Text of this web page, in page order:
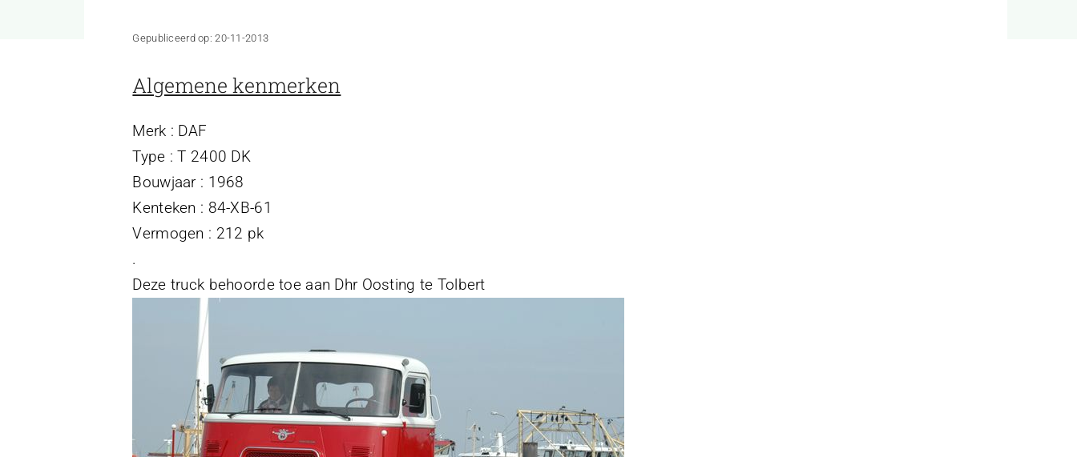
Gepubliceerd op: 20-11-2013
Algemene kenmerken
Merk : DAF
Type : T 2400 DK
Bouwjaar : 1968
Kenteken : 84-XB-61
Vermogen : 212 pk
.
Deze truck behoorde toe aan Dhr Oosting te Tolbert